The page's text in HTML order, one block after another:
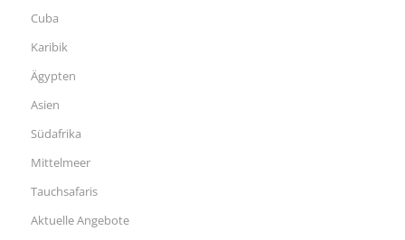
Cuba
Karibik
Ägypten
Asien
Südafrika
Mittelmeer
Tauchsafaris
Aktuelle Angebote